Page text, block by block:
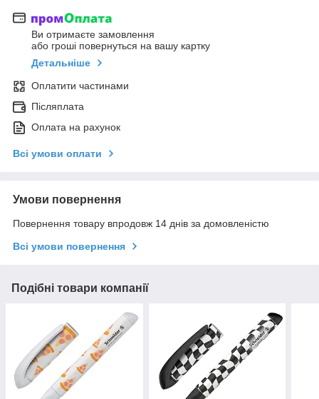
Ви отримаєте замовлення
або гроші повернуться на вашу картку
Детальніше
Оплатити частинами
Післяплата
Оплата на рахунок
Всі умови оплати
Умови повернення
Повернення товару впродовж 14 днів за домовленістю
Всі умови повернення
Подібні товари компанії